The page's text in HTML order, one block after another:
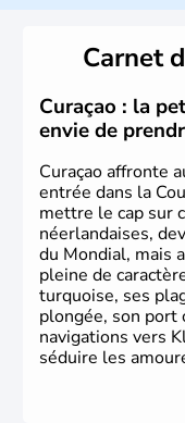
lesquelles
peut se targuer de
les domaines, des
philosophie. Hertz,
Herman Hesse ou
Carnet
Curaçao : la
envie de
Curaçao affronte
entrée dans la
mettre le cap sur
néerlandaises,
du Mondial, mais
pleine de
turquoise, ses
plongée, son
navigations vers
séduire les